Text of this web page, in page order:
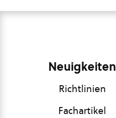
Neuigkeiten
Richtlinien
Fachartikel